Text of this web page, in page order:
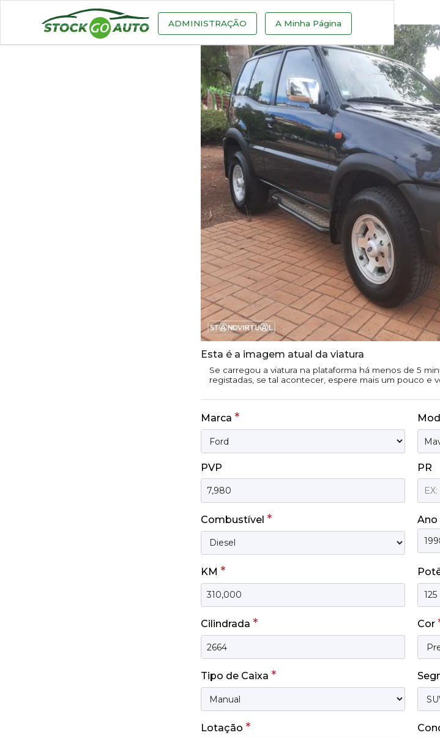
ADMINISTRAÇÃO A Minha Página
Esta é a imagem atual da viatura
Se carregou a viatura na plataforma há menos de 5
registadas, se tal acontecer, espere mais um pouco e
Marca *
PVP PR
Combustível * Ano
KM *
Cilindrada * Cor
Tipo de Caixa *
Lotação *